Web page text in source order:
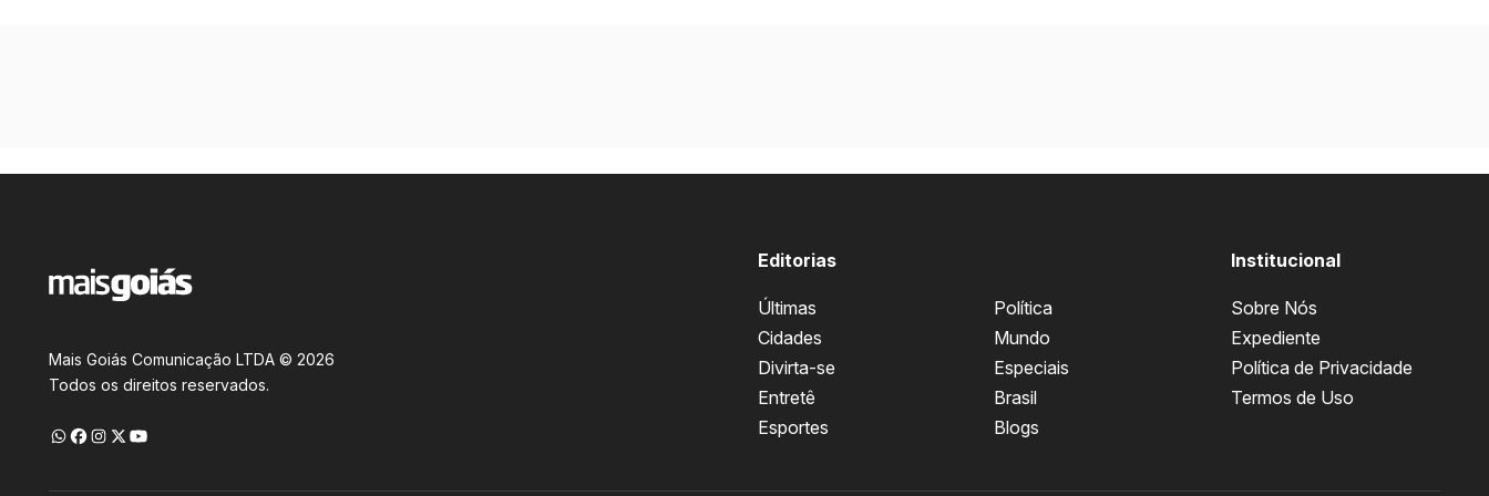
Mais Goiás Comunicação LTDA © 2026
Todos os direitos reservados.
Editorias
Últimas
Cidades
Divirta-se
Entretê
Esportes
Política
Mundo
Especiais
Brasil
Blogs
Institucional
Sobre Nós
Expediente
Política de Privacidade
Termos de Uso